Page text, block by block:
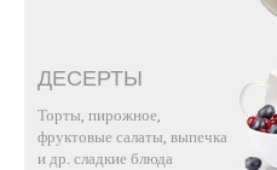
ДЕСЕРТЫ
Торты, пирожное,
фруктовые салаты, выпечка
и др. сладкие блюда